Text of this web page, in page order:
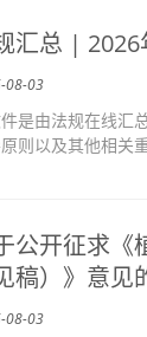
汇总 | 2026
08-03
是由法规在线汇
则以及其他相关
公开征求《
稿）》意见
08-03